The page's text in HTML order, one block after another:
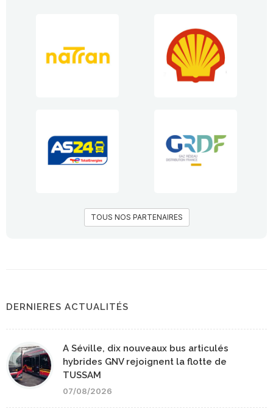
TOUS NOS PARTENAIRES
DERNIERES ACTUALITÉS
A Séville, dix nouveaux bus articulés
hybrides GNV rejoignent la flotte de
TUSSAM
07/08/2026